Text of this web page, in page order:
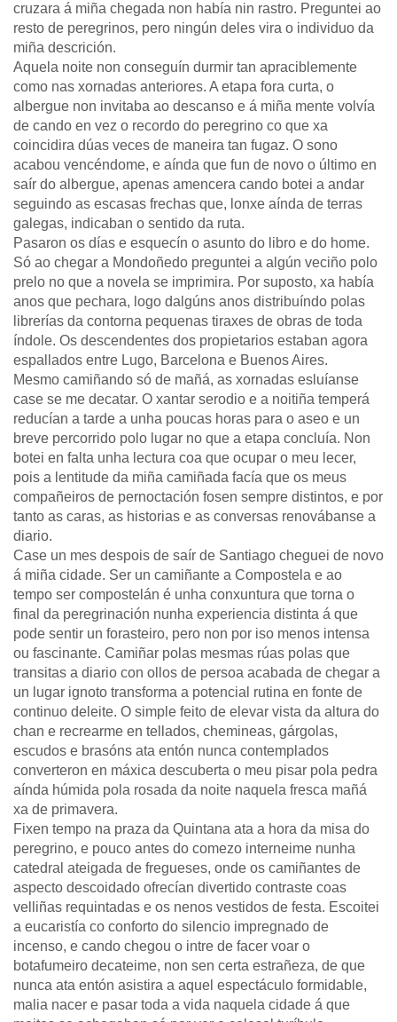
cruzara á miña chegada non había nin rastro. Preguntei ao
resto de peregrinos, pero ningún deles vira o individuo da
miña descrición.
Aquela noite non conseguín durmir tan apraciblemente
como nas xornadas anteriores. A etapa fora curta, o
albergue non invitaba ao descanso e á miña mente volvía
de cando en vez o recordo do peregrino co que xa
coincidira dúas veces de maneira tan fugaz. O sono
acabou vencéndome, e aínda que fun de novo o último en
saír do albergue, apenas amencera cando botei a andar
seguindo as escasas frechas que, lonxe aínda de terras
galegas, indicaban o sentido da ruta.
Pasaron os días e esquecín o asunto do libro e do home.
Só ao chegar a Mondoñedo preguntei a algún veciño polo
prelo no que a novela se imprimira. Por suposto, xa había
anos que pechara, logo dalgúns anos distribuíndo polas
librerías da contorna pequenas tiraxes de obras de toda
índole. Os descendentes dos propietarios estaban agora
espallados entre Lugo, Barcelona e Buenos Aires.
Mesmo camiñando só de mañá, as xornadas esluíanse
case se me decatar. O xantar serodio e a noitiña temperá
reducían a tarde a unha poucas horas para o aseo e un
breve percorrido polo lugar no que a etapa concluía. Non
botei en falta unha lectura coa que ocupar o meu lecer,
pois a lentitude da miña camiñada facía que os meus
compañeiros de pernoctación fosen sempre distintos, e por
tanto as caras, as historias e as conversas renovábanse a
diario.
Case un mes despois de saír de Santiago cheguei de novo
á miña cidade. Ser un camiñante a Compostela e ao
tempo ser compostelán é unha conxuntura que torna o
final da peregrinación nunha experiencia distinta á que
pode sentir un forasteiro, pero non por iso menos intensa
ou fascinante. Camiñar polas mesmas rúas polas que
transitas a diario con ollos de persoa acabada de chegar a
un lugar ignoto transforma a potencial rutina en fonte de
continuo deleite. O simple feito de elevar vista da altura do
chan e recrearme en tellados, chemineas, gárgolas,
escudos e brasóns ata entón nunca contemplados
converteron en máxica descuberta o meu pisar pola pedra
aínda húmida pola rosada da noite naquela fresca mañá
xa de primavera.
Fixen tempo na praza da Quintana ata a hora da misa do
peregrino, e pouco antes do comezo interneime nunha
catedral ateigada de fregueses, onde os camiñantes de
aspecto descoidado ofrecían divertido contraste coas
velliñas requintadas e os nenos vestidos de festa. Escoitei
a eucaristía co conforto do silencio impregnado de
incenso, e cando chegou o intre de facer voar o
botafumeiro decateime, non sen certa estrañeza, de que
nunca ata entón asistira a aquel espectáculo formidable,
malia nacer e pasar toda a vida naquela cidade á que